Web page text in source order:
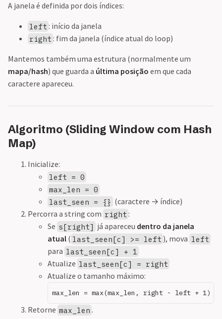
A janela é definida por dois índices:
left : início da janela
right : fim da janela (índice atual do loop)
Mantemos também uma estrutura (normalmente um
mapa/hash) que guarda a última posição em que cada
caractere apareceu.
Algoritmo (Sliding Window com Hash
Map)
Inicialize:
left = 0
max_len = 0
last_seen = {} (caractere → índice)
Percorra a string com right :
Se s[right] já apareceu dentro da janela
atual ( last_seen[c] >= left ), mova left
para last_seen[c] + 1
Atualize last_seen[c] = right
Atualize o tamanho máximo:
Retorne max_len .